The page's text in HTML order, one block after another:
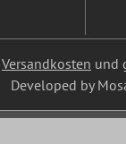
Versandkosten und
Developed by